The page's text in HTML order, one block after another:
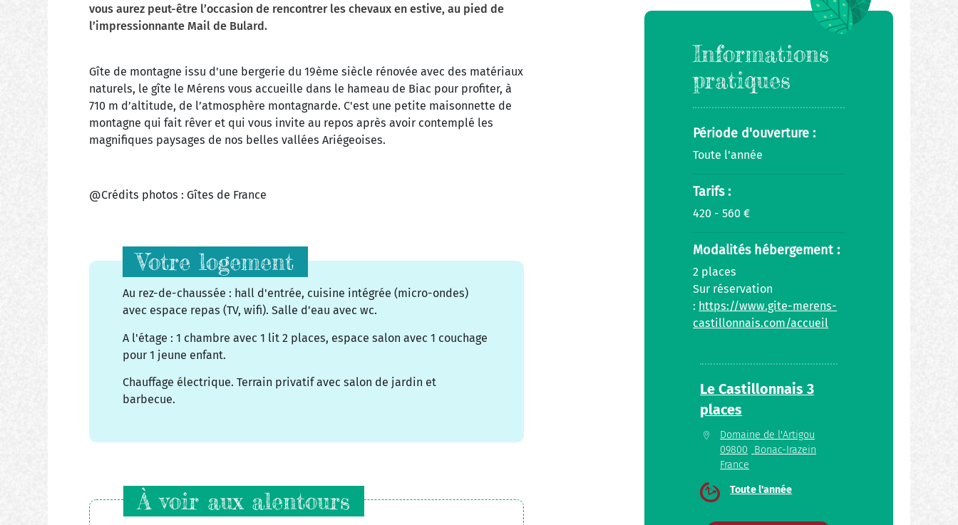
vous aurez peut-être l’occasion de rencontrer les chevaux en estive, au pied de
l’impressionnante Mail de Bulard.
Gîte de montagne issu d'une bergerie du 19ème siècle rénovée avec des matériaux
naturels, le gîte le Mérens vous accueille dans le hameau de Biac pour profiter, à
710 m d’altitude, de l’atmosphère montagnarde. C'est une petite maisonnette de
montagne qui fait rêver et qui vous invite au repos après avoir contemplé les
magnifiques paysages de nos belles vallées Ariégeoises.
@Crédits photos : Gîtes de France
Votre logement
Au rez-de-chaussée : hall d'entrée, cuisine intégrée (micro-ondes)
avec espace repas (TV, wifi). Salle d'eau avec wc.
A l'étage : 1 chambre avec 1 lit 2 places, espace salon avec 1 couchage
pour 1 jeune enfant.
Chauffage électrique. Terrain privatif avec salon de jardin et
barbecue.
À voir aux alentours
Informations
pratiques
Période d'ouverture :
Toute l'année
Tarifs :
420 - 560 €
Modalités hébergement :
2 places
Sur réservation
: https://www.gite-merens-
castillonnais.com/accueil
Le Castillonnais 3
places
Domaine de l'Artigou
09800
Bonac-Irazein
France
Toute l'année